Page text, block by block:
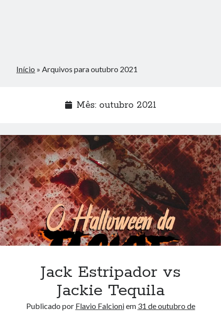
Início »Arquivos para outubro 2021
Mês: outubro 2021
Jack Estripador vs
Jackie Tequila
Publicado por Flavio Falcioniem 31 de outubro de